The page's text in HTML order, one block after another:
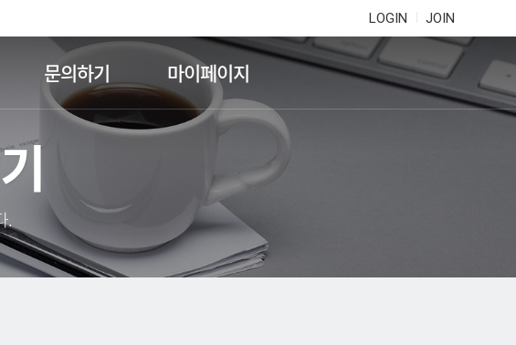
LOGIN JOIN
문의하기 마이페이지
.